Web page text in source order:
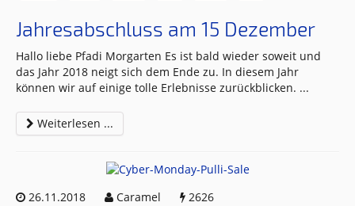
Jahresabschluss am 15 Dezember
Hallo liebe Pfadi Morgarten Es ist bald wieder soweit und
das Jahr 2018 neigt sich dem Ende zu. In diesem Jahr
können wir auf einige tolle Erlebnisse zurückblicken. ...
Weiterlesen ...
26.11.2018 Caramel 2626